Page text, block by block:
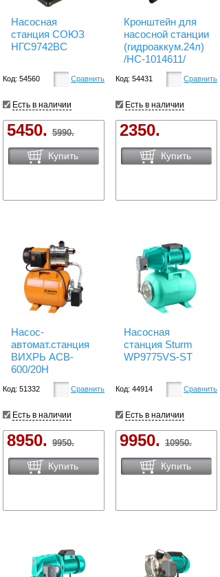
Насосная
станция СОЮЗ
НГС9742ВС
Код: 54560 Сравнить
Есть в наличии
5450. 5990.
Купить
Кронштейн для
насосной станции
(гидроаккум.24л)
/НС-1014611/
Код: 54431 Сравнить
Есть в наличии
2350.
Купить
Насос-
автомат.станция
ВИХРЬ АСВ-
600/20Н
Код: 51332 Сравнить
Есть в наличии
8950. 9950.
Купить
Насосная
станция Sturm
WP9775VS-ST
Код: 44914 Сравнить
Есть в наличии
9950. 10950.
Купить